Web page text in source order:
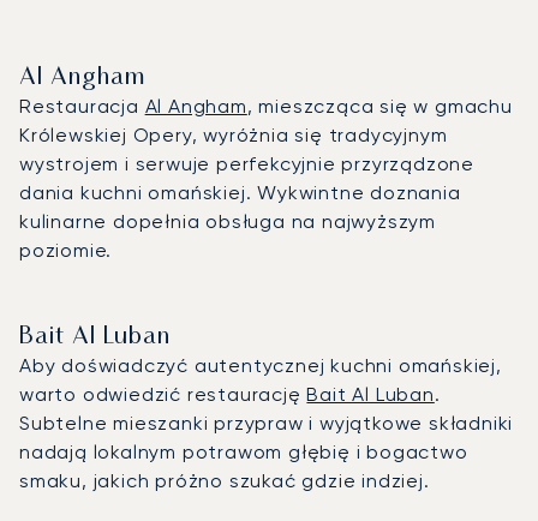
Al Angham
Restauracja Al Angham, mieszcząca się w gmachu
Królewskiej Opery, wyróżnia się tradycyjnym
wystrojem i serwuje perfekcyjnie przyrządzone
dania kuchni omańskiej. Wykwintne doznania
kulinarne dopełnia obsługa na najwyższym
poziomie.
Bait Al Luban
Aby doświadczyć autentycznej kuchni omańskiej,
warto odwiedzić restauracjęBait Al Luban.
Subtelne mieszanki przypraw i wyjątkowe składniki
nadają lokalnym potrawom głębię i bogactwo
smaku, jakich próżno szukać gdzie indziej.